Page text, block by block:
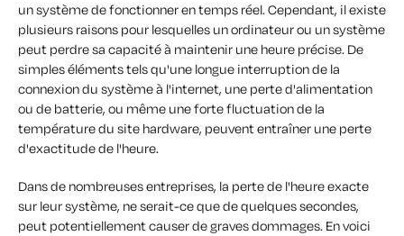
un système de fonctionner en temps réel. Cependant, il existe
plusieurs raisons pour lesquelles un ordinateur ou un système
peut perdre sa capacité à maintenir une heure précise. De
simples éléments tels qu'une longue interruption de la
connexion du système à l'internet, une perte d'alimentation
ou de batterie, ou même une forte fluctuation de la
température du site hardware, peuvent entraîner une perte
d'exactitude de l'heure.
Dans de nombreuses entreprises, la perte de l'heure exacte
sur leur système, ne serait-ce que de quelques secondes,
peut potentiellement causer de graves dommages. En voici